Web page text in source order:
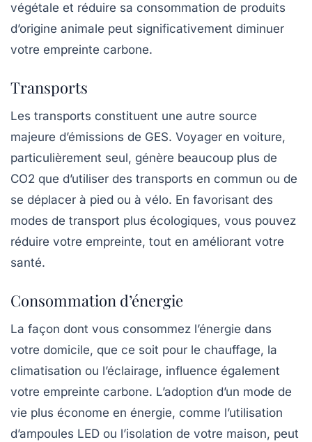
végétale et réduire sa consommation de produits
d’origine animale peut significativement diminuer
votre empreinte carbone.
Transports
Les transports constituent une autre source
majeure d’émissions de GES. Voyager en voiture,
particulièrement seul, génère beaucoup plus de
CO2 que d’utiliser des transports en commun ou de
se déplacer à pied ou à vélo. En favorisant des
modes de transport plus écologiques, vous pouvez
réduire votre empreinte, tout en améliorant votre
santé.
Consommation d’énergie
La façon dont vous consommez l’énergie dans
votre domicile, que ce soit pour le chauffage, la
climatisation ou l’éclairage, influence également
votre empreinte carbone. L’adoption d’un mode de
vie plus économe en énergie, comme l’utilisation
d’ampoules LED ou l’isolation de votre maison, peut